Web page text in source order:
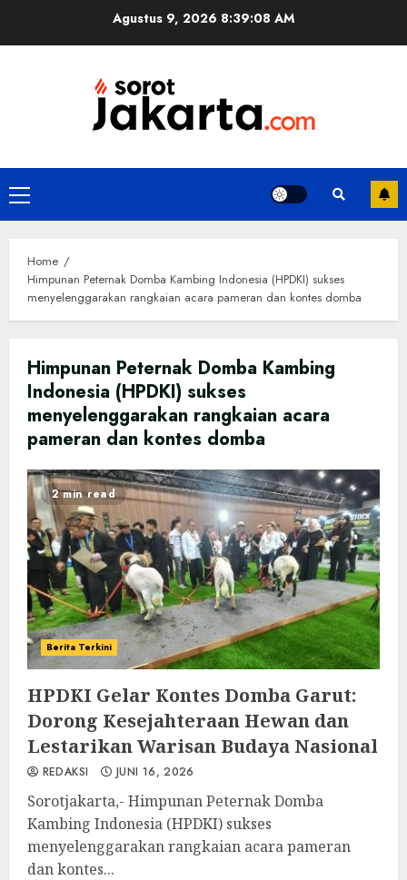
Agustus 9, 2026 8:39:09 AM
Primary
Menu
Home
Himpunan Peternak Domba Kambing Indonesia (HPDKI) sukses
menyelenggarakan rangkaian acara pameran dan kontes domba
Himpunan Peternak Domba Kambing
Indonesia (HPDKI) sukses
menyelenggarakan rangkaian acara
pameran dan kontes domba
2 min read
Berita Terkini
HPDKI Gelar Kontes Domba Garut:
Dorong Kesejahteraan Hewan dan
Lestarikan Warisan Budaya Nasional
REDAKSI JUNI 16, 2026
Sorotjakarta,- Himpunan Peternak Domba
Kambing Indonesia (HPDKI) sukses
menyelenggarakan rangkaian acara pameran
dan kontes...